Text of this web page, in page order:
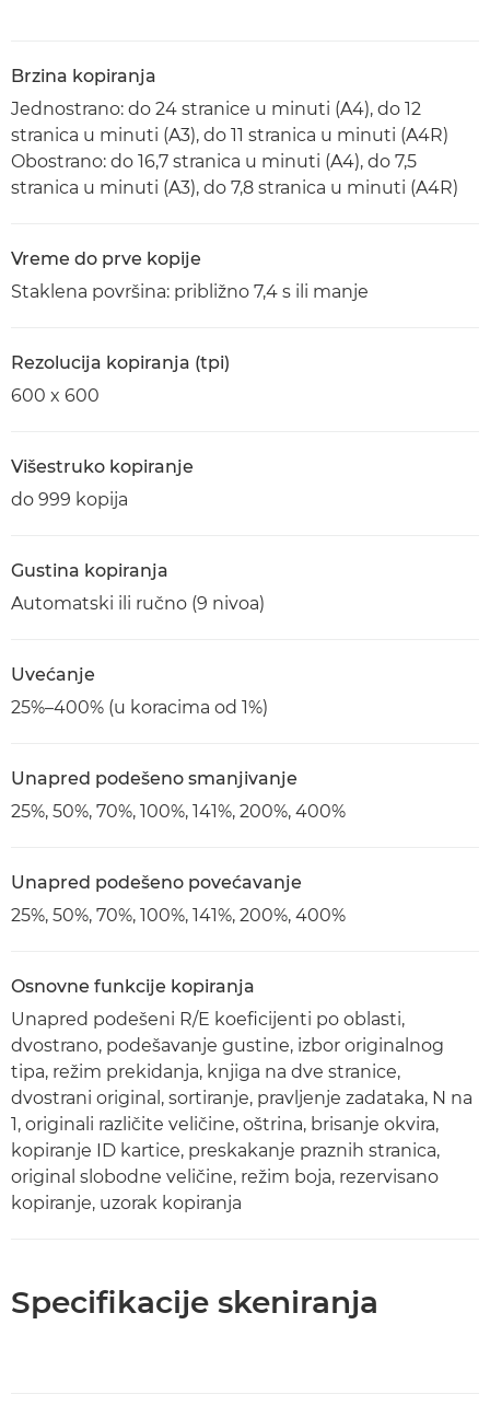
Brzina kopiranja
Jednostrano: do 24 stranice u minuti (A4), do 12
stranica u minuti (A3), do 11 stranica u minuti (A4R)
Obostrano: do 16,7 stranica u minuti (A4), do 7,5
stranica u minuti (A3), do 7,8 stranica u minuti (A4R)
Vreme do prve kopije
Staklena površina: približno 7,4 s ili manje
Rezolucija kopiranja (tpi)
600 x 600
Višestruko kopiranje
do 999 kopija
Gustina kopiranja
Automatski ili ručno (9 nivoa)
Uvećanje
25%–400% (u koracima od 1%)
Unapred podešeno smanjivanje
25%, 50%, 70%, 100%, 141%, 200%, 400%
Unapred podešeno povećavanje
25%, 50%, 70%, 100%, 141%, 200%, 400%
Osnovne funkcije kopiranja
Unapred podešeni R/E koeficijenti po oblasti,
dvostrano, podešavanje gustine, izbor originalnog
tipa, režim prekidanja, knjiga na dve stranice,
dvostrani original, sortiranje, pravljenje zadataka, N na
1, originali različite veličine, oštrina, brisanje okvira,
kopiranje ID kartice, preskakanje praznih stranica,
original slobodne veličine, režim boja, rezervisano
kopiranje, uzorak kopiranja
Specifikacije skeniranja